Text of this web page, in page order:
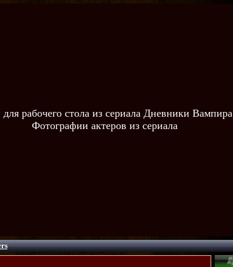
рабочего стола из сериала Дневники Вампира
Фотографии актеров из сериала